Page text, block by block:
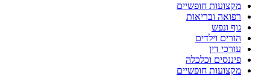
מקצועות חופשיים
רפואה ובריאות
גוף ונפש
הורים וילדים
עורכי דין
פיננסים וכלכלה
מקצועות חופשיים